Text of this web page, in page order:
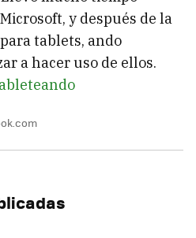
y después de la
tablets, ando
a hacer uso de ellos.